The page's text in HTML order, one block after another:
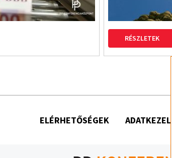
ELÉRHETŐSÉGEK